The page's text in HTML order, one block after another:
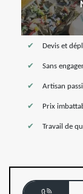
Devis et
Sans
Artisan
Prix
Travail de